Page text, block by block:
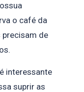
o café da
precisam de
interessante
suprir as